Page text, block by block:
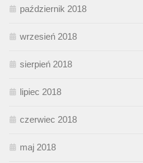
październik 2018
wrzesień 2018
sierpień 2018
lipiec 2018
czerwiec 2018
maj 2018